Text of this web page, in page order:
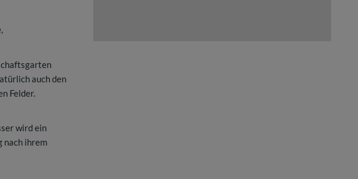
auch den
Felder.
wird ein
nach ihrem